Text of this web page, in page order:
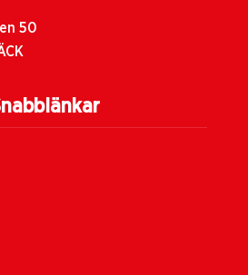
50